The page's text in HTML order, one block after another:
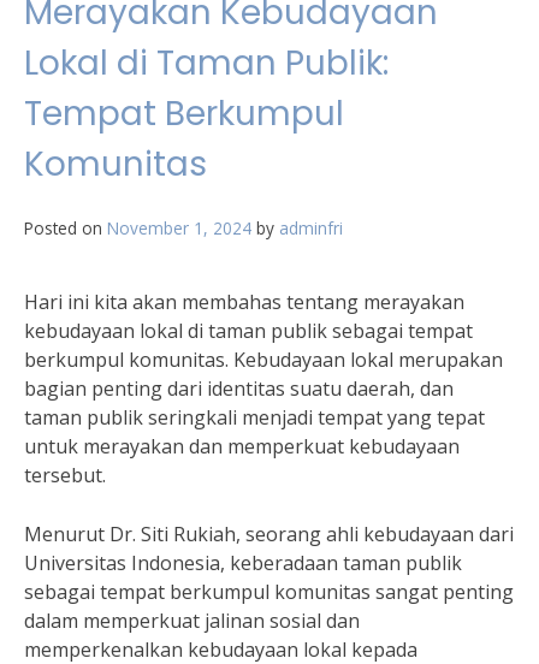
Merayakan Kebudayaan
Lokal di Taman Publik:
Tempat Berkumpul
Komunitas
Posted on November 1, 2024 by adminfri
Hari ini kita akan membahas tentang merayakan
kebudayaan lokal di taman publik sebagai tempat
berkumpul komunitas. Kebudayaan lokal merupakan
bagian penting dari identitas suatu daerah, dan
taman publik seringkali menjadi tempat yang tepat
untuk merayakan dan memperkuat kebudayaan
tersebut.
Menurut Dr. Siti Rukiah, seorang ahli kebudayaan dari
Universitas Indonesia, keberadaan taman publik
sebagai tempat berkumpul komunitas sangat penting
dalam memperkuat jalinan sosial dan
memperkenalkan kebudayaan lokal kepada